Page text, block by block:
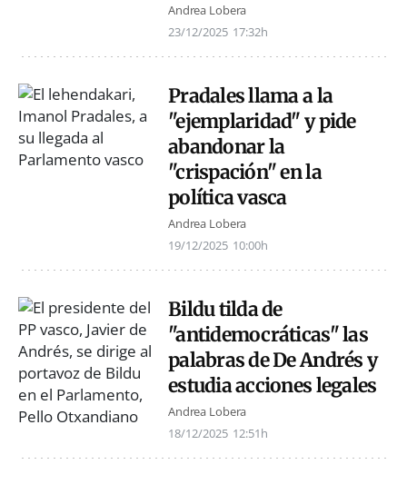
Andrea Lobera
23/12/2025 17:32h
Pradales llama a la
"ejemplaridad" y pide
abandonar la
"crispación" en la
política vasca
Andrea Lobera
19/12/2025 10:00h
Bildu tilda de
"antidemocráticas" las
palabras de De Andrés y
estudia acciones legales
Andrea Lobera
18/12/2025 12:51h